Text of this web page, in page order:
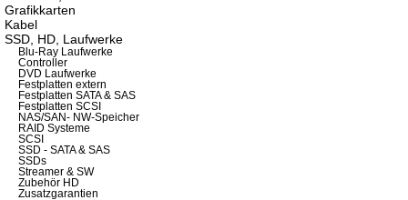
Grafikkarten
Kabel
SSD, HD, Laufwerke
Blu-Ray Laufwerke
Controller
DVD Laufwerke
Festplatten extern
Festplatten SATA & SAS
Festplatten SCSI
NAS/SAN- NW-Speicher
RAID Systeme
SCSI
SSD - SATA & SAS
SSDs
Streamer & SW
Zubehör HD
Zusatzgarantien